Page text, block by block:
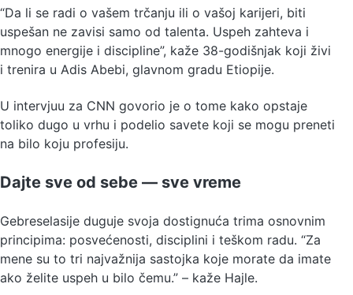
“Da li se radi o vašem trčanju ili o vašoj karijeri, biti
uspešan ne zavisi samo od talenta. Uspeh zahteva i
mnogo energije i discipline”, kaže 38-godišnjak koji živi
i trenira u Adis Abebi, glavnom gradu Etiopije.
U intervjuu za CNN govorio je o tome kako opstaje
toliko dugo u vrhu i podelio savete koji se mogu preneti
na bilo koju profesiju.
Dajte sve od sebe — sve vreme
Gebreselasije duguje svoja dostignuća trima osnovnim
principima: posvećenosti, disciplini i teškom radu. “Za
mene su to tri najvažnija sastojka koje morate da imate
ako želite uspeh u bilo čemu.” – kaže Hajle.